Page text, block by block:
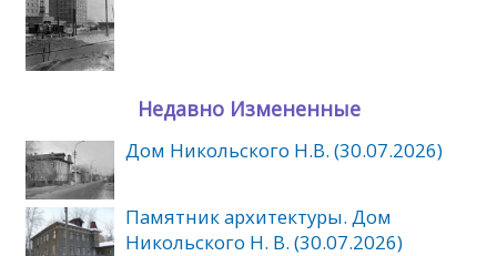
Недавно Измененные
Дом Никольского Н.В. (30.07.2026)
Памятник архитектуры. Дом
Никольского Н. В. (30.07.2026)